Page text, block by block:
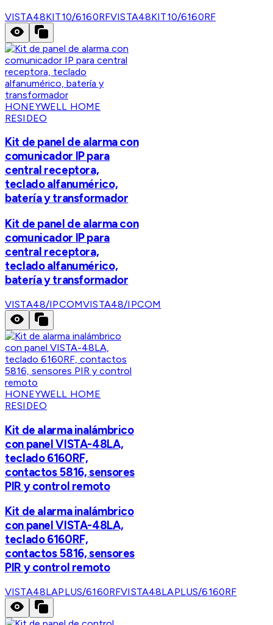
VISTA48KIT10/6160RFVISTA48KIT10/6160RF
HONEYWELL HOME
RESIDEO
Kit de panel de alarma con
comunicador IP para
central receptora,
teclado alfanumérico,
batería y transformador
Kit de panel de alarma con
comunicador IP para
central receptora,
teclado alfanumérico,
batería y transformador
VISTA48/IPCOMVISTA48/IPCOM
HONEYWELL HOME
RESIDEO
Kit de alarma inalámbrico
con panel VISTA-48LA,
teclado 6160RF,
contactos 5816, sensores
PIR y control remoto
Kit de alarma inalámbrico
con panel VISTA-48LA,
teclado 6160RF,
contactos 5816, sensores
PIR y control remoto
VISTA48LAPLUS/6160RFVISTA48LAPLUS/6160RF